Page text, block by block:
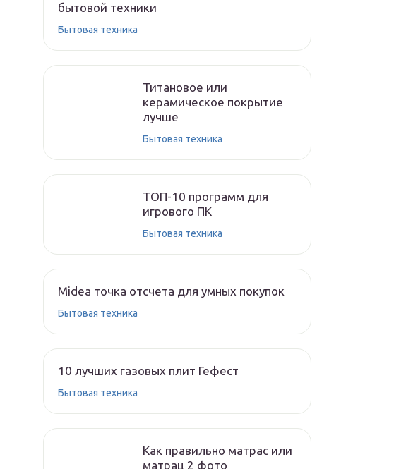
бытовой техники
Бытовая техника
Титановое или
керамическое покрытие
лучше
Бытовая техника
ТОП-10 программ для
игрового ПК
Бытовая техника
Midea точка отсчета для умных покупок
Бытовая техника
10 лучших газовых плит Гефест
Бытовая техника
Как правильно матрас или
матрац 2 фото